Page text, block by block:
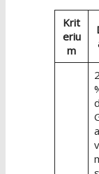
Krit
eriu
m